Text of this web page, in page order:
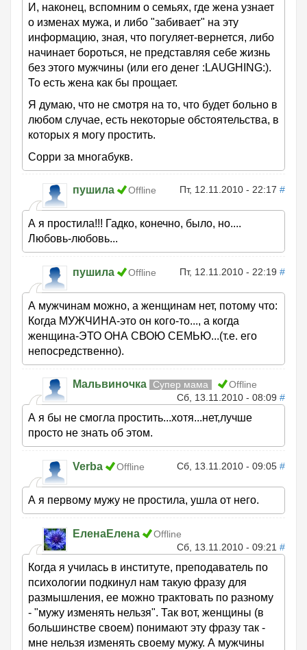
И, наконец, вспомним о семьях, где жена узнает
о изменах мужа, и либо "забивает" на эту
информацию, зная, что погуляет-вернется, либо
начинает бороться, не представляя себе жизнь
без этого мужчины (или его денег :LAUGHING:).
То есть жена как бы прощает.
Я думаю, что не смотря на то, что будет больно в
любом случае, есть некоторые обстоятельства, в
которых я могу простить.
Сорри за многабукв.
пушила Offline Пт, 12.11.2010 - 22:17 #
А я простила!!! Гадко, конечно, было, но....
Любовь-любовь...
пушила Offline Пт, 12.11.2010 - 22:19 #
А мужчинам можно, а женщинам нет, потому что:
Когда МУЖЧИНА-это он кого-то..., а когда
женщина-ЭТО ОНА СВОЮ СЕМЬЮ...(т.е. его
непосредственно).
Мальвиночка Супер мама
Offline
Сб, 13.11.2010 - 08:09 #
А я бы не смогла простить...хотя...нет,лучше
просто не знать об этом.
Verba Offline Сб, 13.11.2010 - 09:05 #
А я первому мужу не простила, ушла от него.
ЕленаЕлена
Offline
Сб, 13.11.2010 - 09:21 #
Когда я училась в институте, преподаватель по
психологии подкинул нам такую фразу для
размышления, ее можно трактовать по разному
- "мужу изменять нельзя". Так вот, женщины (в
большинстве своем) понимают эту фразу так -
мне нельзя изменять своему мужу. А мужчины